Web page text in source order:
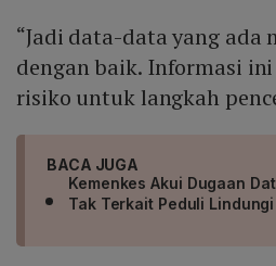
“Jadi data-data yang ada
dengan baik. Informasi
risiko untuk langkah
BACA JUGA
Kemenkes Akui Dugaan
Tak Terkait Peduli Lindungi